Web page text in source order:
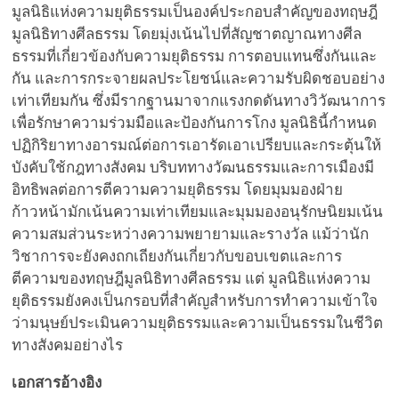
มูลนิธิแห่งความยุติธรรมเป็นองค์ประกอบสำคัญของทฤษฎี
มูลนิธิทางศีลธรรม โดยมุ่งเน้นไปที่สัญชาตญาณทางศีล
ธรรมที่เกี่ยวข้องกับความยุติธรรม การตอบแทนซึ่งกันและ
กัน และการกระจายผลประโยชน์และความรับผิดชอบอย่าง
เท่าเทียมกัน ซึ่งมีรากฐานมาจากแรงกดดันทางวิวัฒนาการ
เพื่อรักษาความร่วมมือและป้องกันการโกง มูลนิธินี้กำหนด
ปฏิกิริยาทางอารมณ์ต่อการเอารัดเอาเปรียบและกระตุ้นให้
บังคับใช้กฎทางสังคม บริบททางวัฒนธรรมและการเมืองมี
อิทธิพลต่อการตีความความยุติธรรม โดยมุมมองฝ่าย
ก้าวหน้ามักเน้นความเท่าเทียมและมุมมองอนุรักษนิยมเน้น
ความสมส่วนระหว่างความพยายามและรางวัล แม้ว่านัก
วิชาการจะยังคงถกเถียงกันเกี่ยวกับขอบเขตและการ
ตีความของทฤษฎีมูลนิธิทางศีลธรรม แต่ มูลนิธิแห่งความ
ยุติธรรมยังคงเป็นกรอบที่สำคัญสำหรับการทำความเข้าใจ
ว่ามนุษย์ประเมินความยุติธรรมและความเป็นธรรมในชีวิต
ทางสังคมอย่างไร
เอกสารอ้างอิง